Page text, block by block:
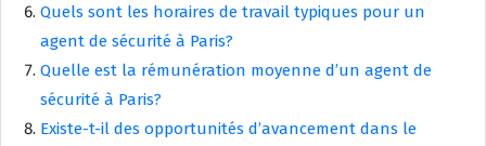
Quels sont les horaires de travail typiques pour un
agent de sécurité à Paris?
Quelle est la rémunération moyenne d’un agent de
sécurité à Paris?
Existe-t-il des opportunités d’avancement dans le